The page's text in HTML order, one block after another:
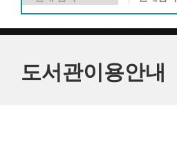
도서관이용안내